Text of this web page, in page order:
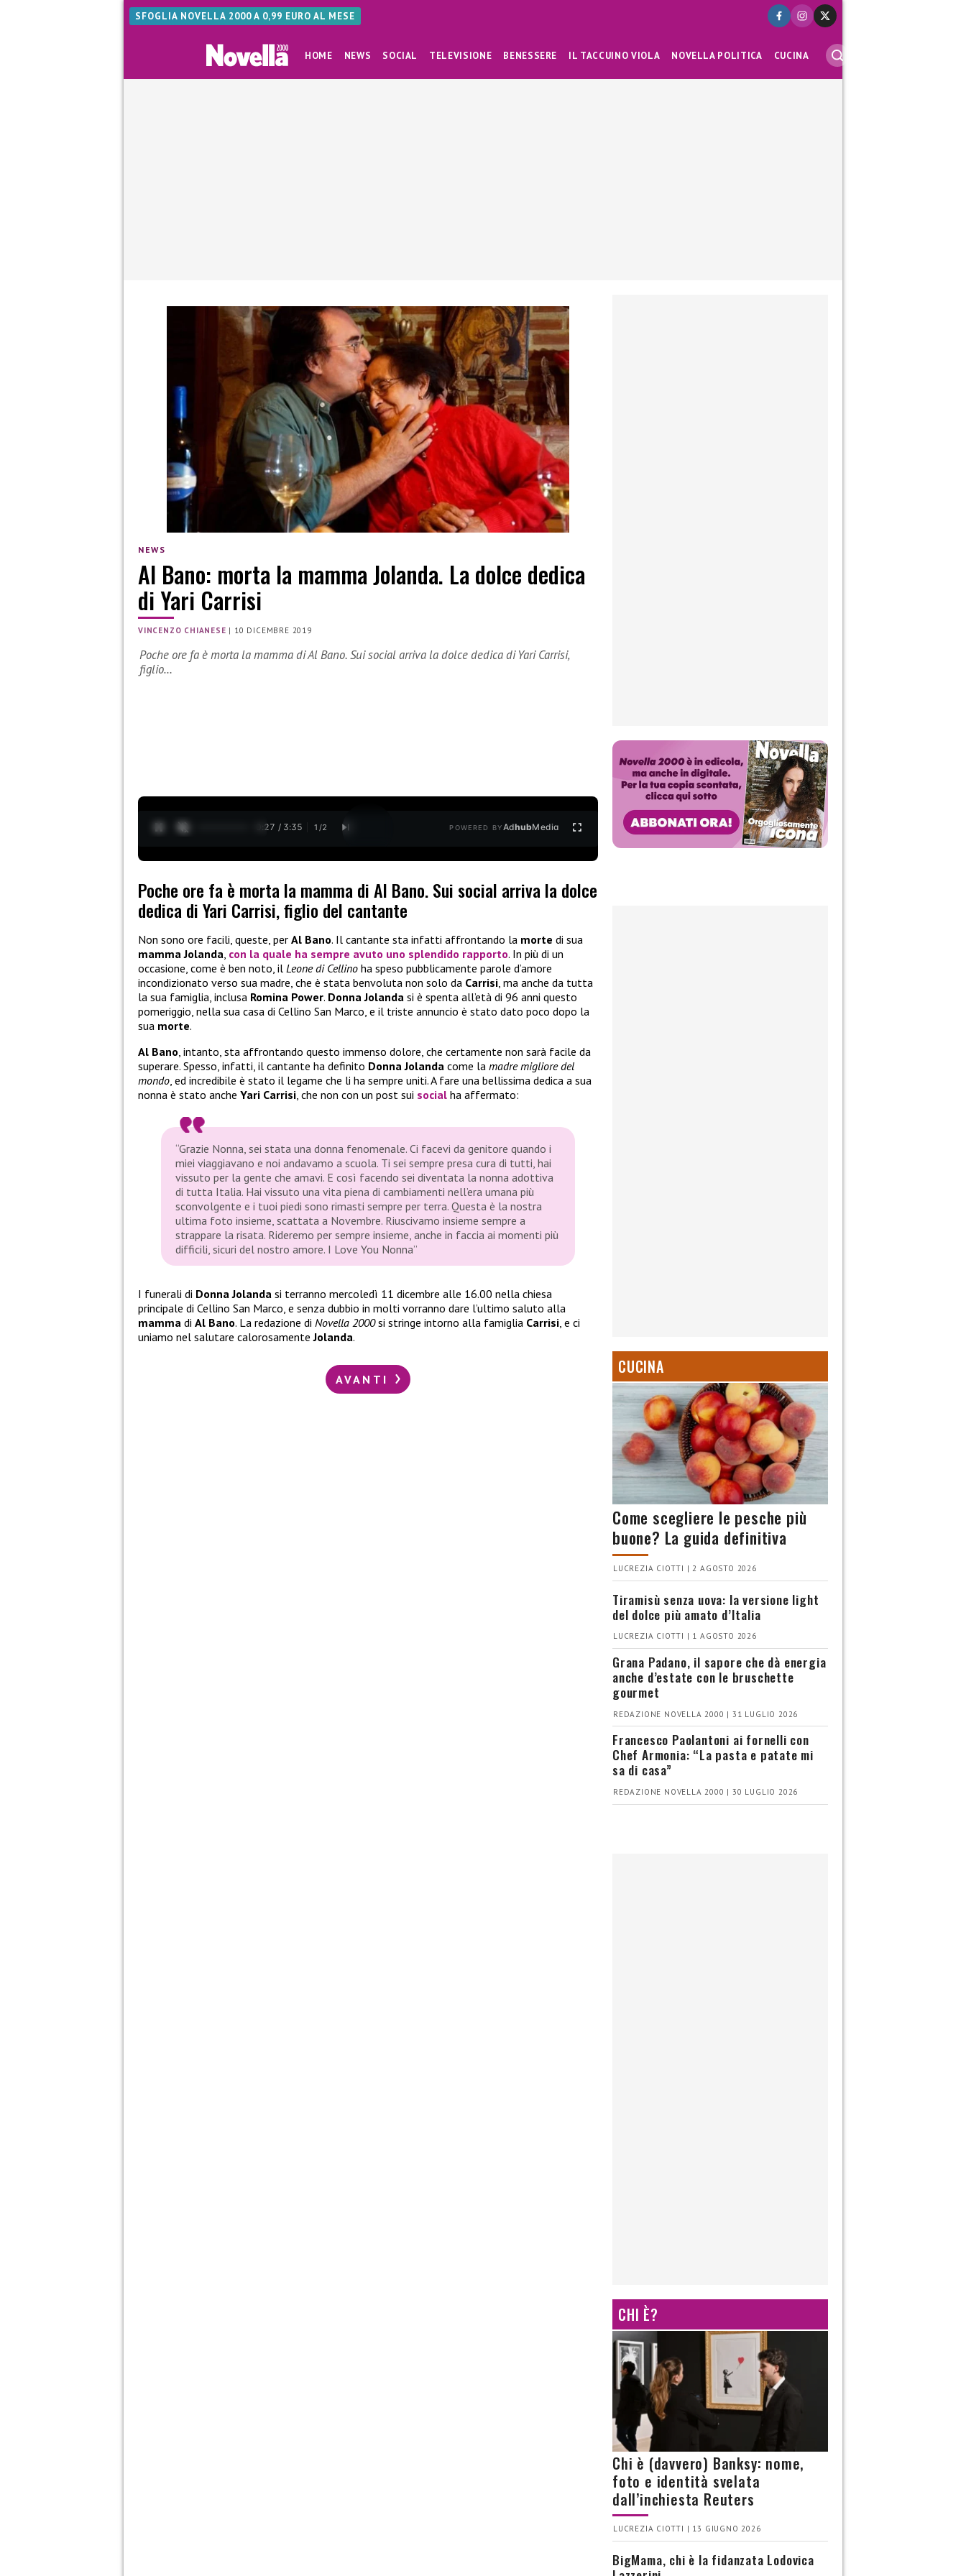
SFOGLIA NOVELLA 2000 A 0,99 EURO AL MESE
HOME NEWS SOCIAL TELEVISIONE BENESSERE IL TACCUINO VIOLA NOVELLA POLITICA CUCINA
NEWS
Al Bano: morta la mamma Jolanda. La dolce dedica
di Yari Carrisi
VINCENZO CHIANESE | 10 DICEMBRE 2019
Poche ore fa è morta la mamma di Al Bano. Sui social arriva la dolce dedica di Yari Carrisi,
figlio…
0:28 / 3:35 1 /2 POWERED BYAdhubMedia
Poche ore fa è morta la mamma di Al Bano. Sui social arriva la dolce
dedica di Yari Carrisi, figlio del cantante
Non sono ore facili, queste, per Al Bano. Il cantante sta infatti affrontando la morte di sua
mamma Jolanda, con la quale ha sempre avuto uno splendido rapporto. In più di un
occasione, come è ben noto, il Leone di Cellino ha speso pubblicamente parole d’amore
incondizionato verso sua madre, che è stata benvoluta non solo da Carrisi, ma anche da tutta
la sua famiglia, inclusa Romina Power. Donna Jolanda si è spenta all’età di 96 anni questo
pomeriggio, nella sua casa di Cellino San Marco, e il triste annuncio è stato dato poco dopo la
sua morte.
Al Bano, intanto, sta affrontando questo immenso dolore, che certamente non sarà facile da
superare. Spesso, infatti, il cantante ha definito Donna Jolanda come la madre migliore del
mondo, ed incredibile è stato il legame che li ha sempre uniti. A fare una bellissima dedica a sua
nonna è stato anche Yari Carrisi, che non con un post sui social ha affermato:
“Grazie Nonna, sei stata una donna fenomenale. Ci facevi da genitore quando i
miei viaggiavano e noi andavamo a scuola. Ti sei sempre presa cura di tutti, hai
vissuto per la gente che amavi. E così facendo sei diventata la nonna adottiva
di tutta Italia. Hai vissuto una vita piena di cambiamenti nell’era umana più
sconvolgente e i tuoi piedi sono rimasti sempre per terra. Questa è la nostra
ultima foto insieme, scattata a Novembre. Riuscivamo insieme sempre a
strappare la risata. Rideremo per sempre insieme, anche in faccia ai momenti più
difficili, sicuri del nostro amore. I Love You Nonna”
I funerali di Donna Jolanda si terranno mercoledì 11 dicembre alle 16.00 nella chiesa
principale di Cellino San Marco, e senza dubbio in molti vorranno dare l’ultimo saluto alla
mamma di Al Bano. La redazione di Novella 2000si stringe intorno alla famiglia Carrisi, e ci
uniamo nel salutare calorosamenteJolanda.
AVANTI
CUCINA
Come scegliere le pesche più
buone? La guida definitiva
LUCREZIA CIOTTI | 2 AGOSTO 2026
Tiramisù senza uova: la versione light
del dolce più amato d’Italia
LUCREZIA CIOTTI | 1 AGOSTO 2026
Grana Padano, il sapore che dà energia
anche d’estate con le bruschette
gourmet
REDAZIONE NOVELLA 2000 | 31 LUGLIO 2026
Francesco Paolantoni ai fornelli con
Chef Armonia: “La pasta e patate mi
sa di casa”
REDAZIONE NOVELLA 2000 | 30 LUGLIO 2026
CHI È?
Chi è (davvero) Banksy: nome,
foto e identità svelata
dall’inchiesta Reuters
LUCREZIA CIOTTI | 13 GIUGNO 2026
BigMama, chi è la fidanzata Lodovica